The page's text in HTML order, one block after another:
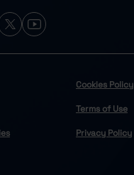
Cookies Policy
Terms of Use
Privacy Policy